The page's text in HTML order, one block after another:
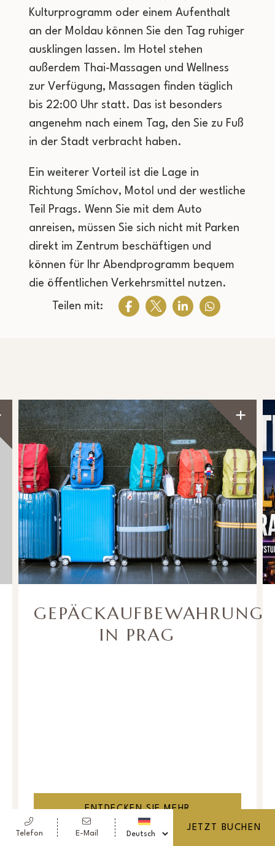
Telefon E-Mail
JETZT BUCHEN
Kulturprogramm oder einem Aufenthalt
an der Moldau können Sie den Tag ruhiger
ausklingen lassen. Im Hotel stehen
außerdem Thai-Massagen und Wellness
zur Verfügung, Massagen finden täglich
bis 22:00 Uhr statt. Das ist besonders
angenehm nach einem Tag, den Sie zu Fuß
in der Stadt verbracht haben.
Ein weiterer Vorteil ist die Lage in
Richtung Smíchov, Motol und der westliche
Teil Prags. Wenn Sie mit dem Auto
anreisen, müssen Sie sich nicht mit Parken
direkt im Zentrum beschäftigen und
können für Ihr Abendprogramm bequem
die öffentlichen Verkehrsmittel nutzen.
Teilen mit:
GEPÄCKAUFBEWAHRUNG
IN PRAG
ENTDECKEN SIE MEHR